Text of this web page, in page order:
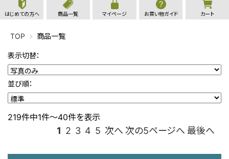
はじめての方へ 商品一覧 マイページ お買い物ガイド カート
TOP 商品一覧
表示切替：
並び順：
219件中1件～40件を表示
1 2 3 4 5 次へ 次の5ページへ 最後へ